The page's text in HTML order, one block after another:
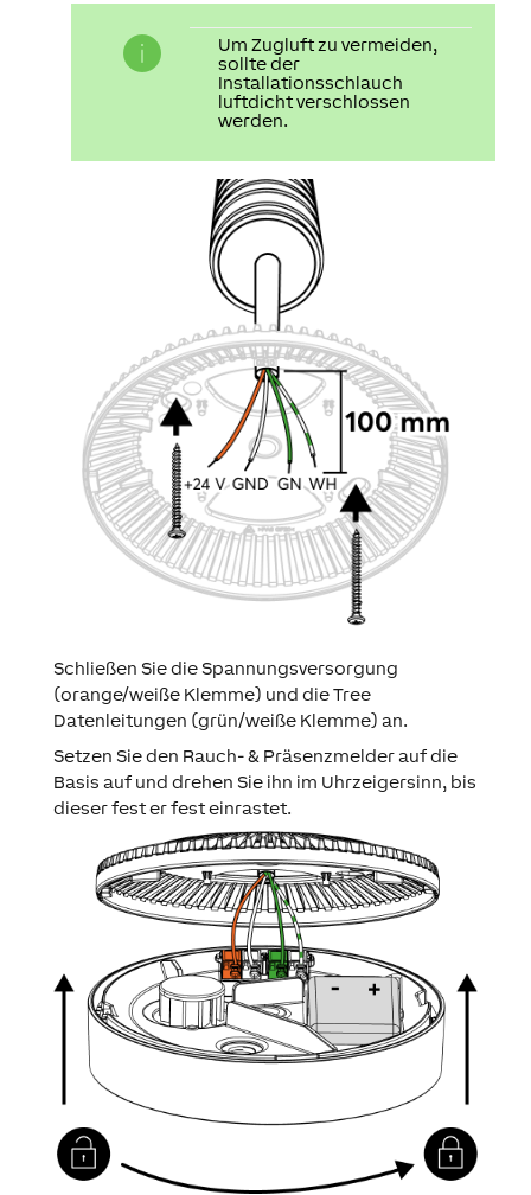
Um Zugluft zu vermeiden,
sollte der
Installationsschlauch
luftdicht verschlossen
werden.
Schließen Sie die Spannungsversorgung
(orange/weiße Klemme) und die Tree
Datenleitungen (grün/weiße Klemme) an.
Setzen Sie den Rauch- & Präsenzmelder auf die
Basis auf und drehen Sie ihn im Uhrzeigersinn, bis
dieser fest er fest einrastet.